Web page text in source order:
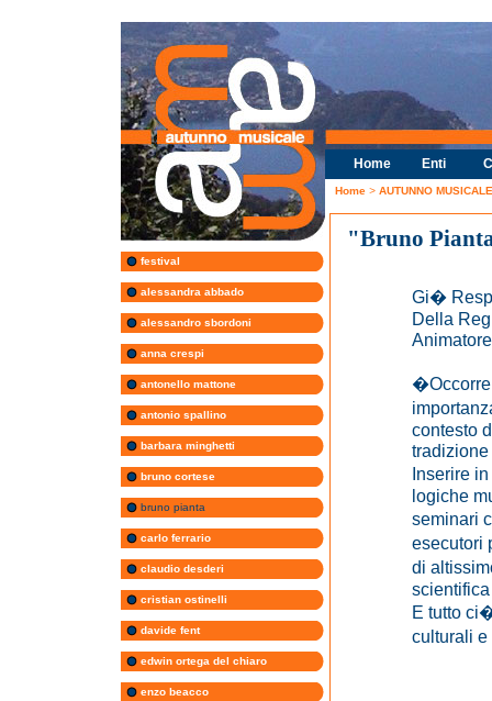
festival
alessandra abbado
alessandro sbordoni
anna crespi
antonello mattone
antonio spallino
barbara minghetti
bruno cortese
bruno pianta
carlo ferrario
claudio desderi
cristian ostinelli
davide fent
edwin ortega del chiaro
enzo beacco
Home Enti
Home > AUTUNNO
"Bruno
Gi�
Della
contesto
Inserire
logiche
seminari
esecutori
di
E tutto
culturali